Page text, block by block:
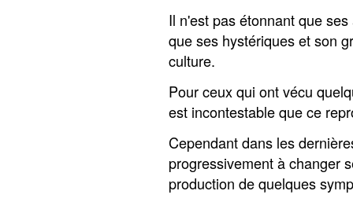
Il n'est pas étonnant que
que ses hystériques et son
culture.
Pour ceux qui ont vécu
est incontestable que ce
Cependant dans les
progressivement à changer
production de quelques